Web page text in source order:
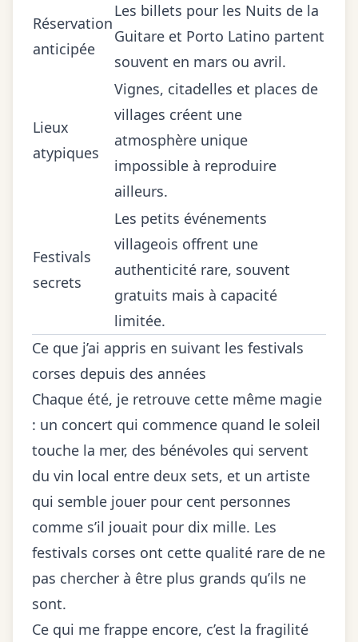
Réservation
anticipée
Les billets pour les Nuits de la
Guitare et Porto Latino partent
souvent en mars ou avril.
Lieux
atypiques
Vignes, citadelles et places de
villages créent une
atmosphère unique
impossible à reproduire
ailleurs.
Festivals
secrets
Les petits événements
villageois offrent une
authenticité rare, souvent
gratuits mais à capacité
limitée.
Ce que j’ai appris en suivant les festivals
corses depuis des années
Chaque été, je retrouve cette même magie
: un concert qui commence quand le soleil
touche la mer, des bénévoles qui servent
du vin local entre deux sets, et un artiste
qui semble jouer pour cent personnes
comme s’il jouait pour dix mille. Les
festivals corses ont cette qualité rare de ne
pas chercher à être plus grands qu’ils ne
sont.
Ce qui me frappe encore, c’est la fragilité